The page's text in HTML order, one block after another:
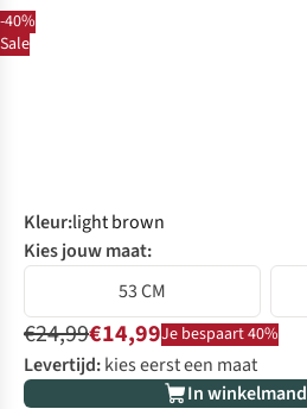
-40%
Sale
Kleur:light brown
Kies jouw maat:
53 CM
€24,99€14,99Je bespaart 40%
Levertijd:kies eerst een maat
In winkelmand